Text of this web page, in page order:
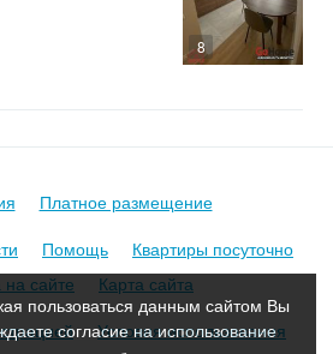
пользоваться данным сайтом Вы
согласие на использование
8
Платное размещение
Помощь
Квартиры посуточно
сайте
Карта сайта
Условия использования